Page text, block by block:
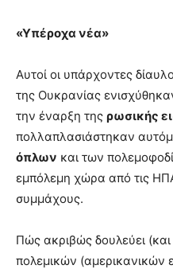
«Υπέροχα νέα»
Αυτοί οι υπάρχοντες
της Ουκρανίας
την έναρξη της ρωσικής
πολλαπλασιάστηκαν
όπλων και των
εμπόλεμη χώρα από τις
συμμάχους.
Πώς ακριβώς δουλεύει
πολεμικών (αμερικανικών